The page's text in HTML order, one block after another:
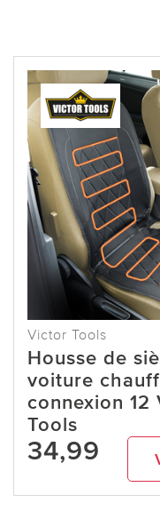
Victor Tools
Housse de
voiture
connexion 12
Tools
34,99